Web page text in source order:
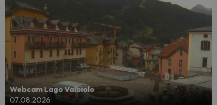
Webcam Lago Valbiolo
07.08.2026